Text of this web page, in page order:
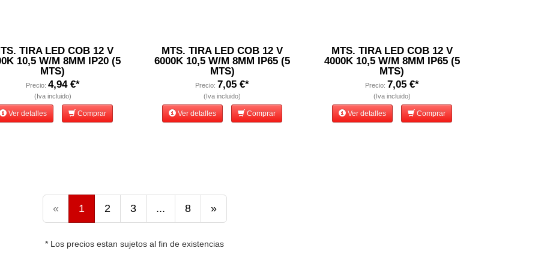
TIRA LED COB 12 V
10,5 W/M 8MM IP20 (5
MTS)
Precio: 4,94 €*
(Iva incluido)
Ver detalles Comprar
MTS. TIRA LED COB 12 V
6000K 10,5 W/M 8MM IP65 (5
MTS)
Precio: 7,05 €*
(Iva incluido)
Ver detalles Comprar
MTS. TIRA LED COB 12 V
4000K 10,5 W/M 8MM IP65 (5
MTS)
Precio: 7,05 €*
(Iva incluido)
Ver detalles Comprar
« 1 2 3 ... 8 »
* Los precios estan sujetos al fin de existencias